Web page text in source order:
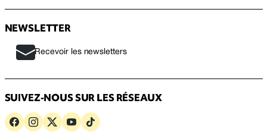
NEWSLETTER
Recevoir les newsletters
SUIVEZ-NOUS SUR LES RÉSEAUX